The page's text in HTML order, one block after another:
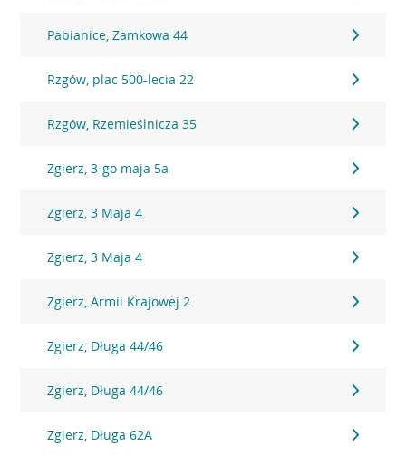
Pabianice, Zamkowa 44
Rzgów, plac 500-lecia 22
Rzgów, Rzemieślnicza 35
Zgierz, 3-go maja 5a
Zgierz, 3 Maja 4
Zgierz, 3 Maja 4
Zgierz, Armii Krajowej 2
Zgierz, Długa 44/46
Zgierz, Długa 44/46
Zgierz, Długa 62A